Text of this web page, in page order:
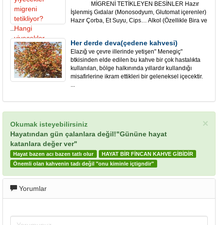
MİGRENİ TETİKLEYEN BESİNLER Hazır
İşlenmiş Gıdalar (Monosodyum, Glutomat içerenler)
Hazır Çorba, Et Suyu, Cips… Alkol (Özellikle Bira ve
...
Her derde deva(çedene kahvesi)
Elazığ ve çevre illerinde yetişen" Menegiç"
btkisinden elde edilen bu kahve bir çok hastalıkta
kullanılan, bölge halkınında yıllardır kullandığı
misafirlerine ikram ettikleri bir geleneksel içecektir.
...
×
Okumak isteyebilirsiniz
Hayatından gün çalanlara değil!"Gününe hayat
katanlara değer ver"
Hayat bazen acı bazen tatlı olur
HAYAT BİR FİNCAN KAHVE GİBİDİR
Önemli olan kahvenin tadı değil "onu kiminle içtigndir"
Yorumlar